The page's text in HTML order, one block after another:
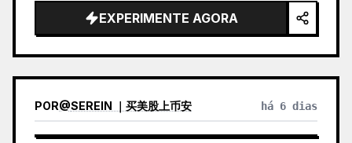
EXPERIMENTE AGORA
POR@SEREIN ｜买美股上币安 há 6 dias